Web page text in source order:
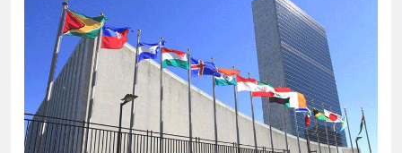
সিল-স্বাক্ষর জালিয়াতি চক্রের পাঁচ
উদ্ধার
জনগণ পরিবর্তন চেয়েছে বলেই
প্রধানমন্ত্রী